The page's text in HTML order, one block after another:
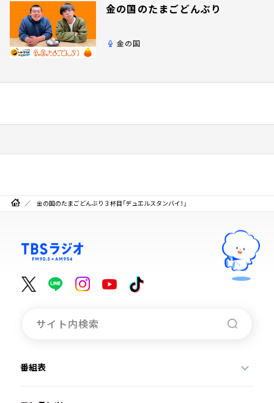
金の国のたまごどんぶり
金の国
金の国のたまごどんぶり３杯目「デュエルスタンバイ！」
番組表